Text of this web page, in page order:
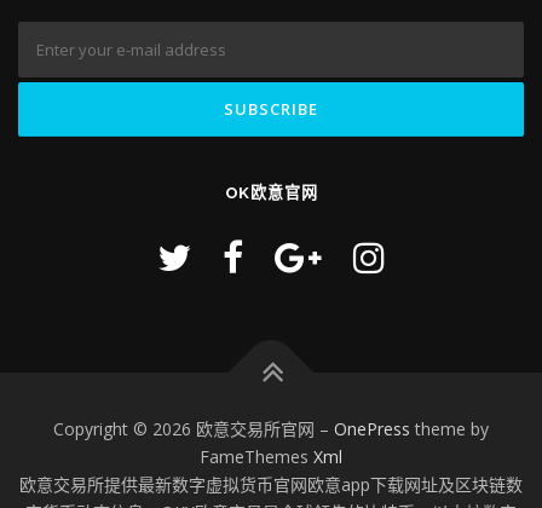
OK欧意官网
Copyright © 2026 欧意交易所官网 – OnePress theme by
FameThemes Xml
欧意交易所提供最新数字虚拟货币官网欧意app下载网址及区块链数